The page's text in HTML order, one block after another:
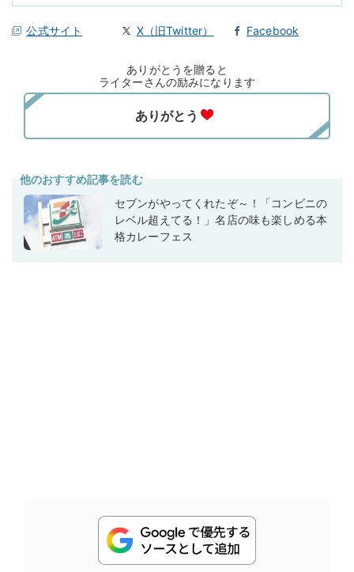
公式サイト X（旧Twitter） Facebook
ありがとうを贈ると
ライターさんの励みになります
他のおすすめ記事を読む
セブンがやってくれたぞ～！「コンビニの
レベル超えてる！」名店の味も楽しめる本
格カレーフェス